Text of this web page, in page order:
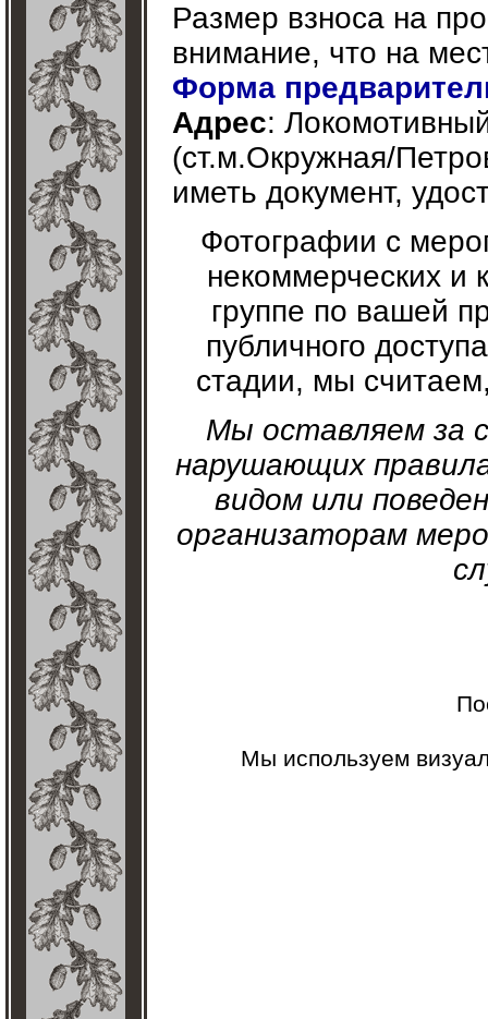
Размер взноса на
внимание, что на
Форма
Адрес:
(ст.м.Окружная/
иметь документ,
Фотографии с
некоммерческих и
группе по вашей
публичного
стадии, мы
Мы оставляем за
нарушающих
видом или
организаторам
Мы используем